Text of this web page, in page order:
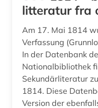
ausbildung (2)
ausgrabung (2)
ausländer (2)
litteratur fra
Am 17. Mai 1814
Verfassung (Grunnlov) in
In der Datenbank
Nationalbibliothek
Sekundärliteratur
1814. Diese Datenbank ist eine erweiterte
Version der